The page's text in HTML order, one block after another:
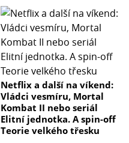
Netflix a další na víkend:
Vládci vesmíru, Mortal
Kombat II nebo seriál
Elitní jednotka. A spin-off
Teorie velkého třesku